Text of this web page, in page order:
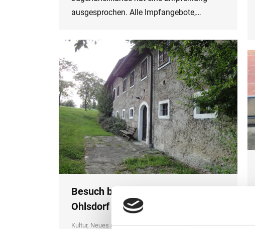
ausgesprochen. Alle Impfangebote,…
Besuch bei Thomas Bernhard in
Ohlsdorf
Kultur, Neues aus dem Unterricht,Schuljahr